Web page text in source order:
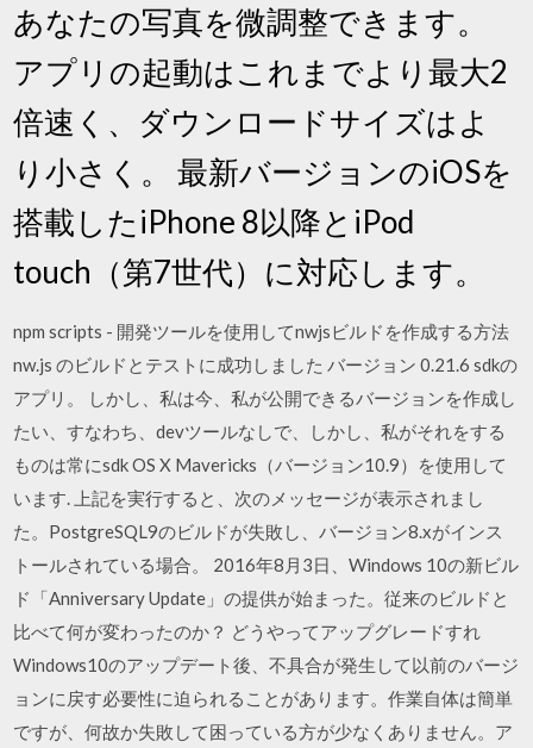
あなたの写真を微調整できます。
アプリの起動はこれまでより最大2
倍速く、ダウンロードサイズはよ
り小さく。 最新バージョンのiOSを
搭載したiPhone 8以降とiPod
touch（第7世代）に対応します。
npm scripts - 開発ツールを使用してnwjsビルドを作成する方法
nw.js のビルドとテストに成功しました バージョン 0.21.6 sdkの
アプリ。 しかし、私は今、私が公開できるバージョンを作成し
たい、すなわち、devツールなしで、しかし、私がそれをする
ものは常にsdk OS X Mavericks（バージョン10.9）を使用して
います. 上記を実行すると、次のメッセージが表示されまし
た。PostgreSQL9のビルドが失敗し、バージョン8.xがインス
トールされている場合。 2016年8月3日、Windows 10の新ビル
ド「Anniversary Update」の提供が始まった。従来のビルドと
比べて何が変わったのか？ どうやってアップグレードすれ
Windows10のアップデート後、不具合が発生して以前のバージ
ョンに戻す必要性に迫られることがあります。作業自体は簡単
ですが、何故か失敗して困っている方が少なくありません。ア